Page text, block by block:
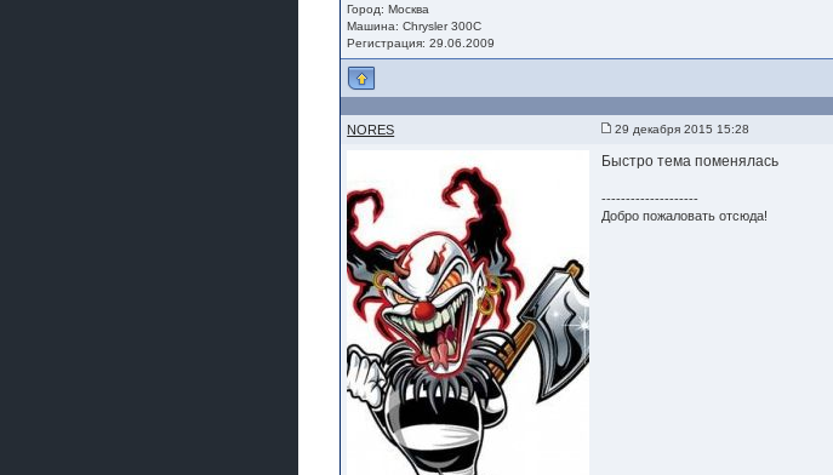
Город: Москва
Машина: Chrysler 300C
Регистрация: 29.06.2009
NORES 29 декабря 2015 15:28
Быстро тема поменялась
--------------------
Добро пожаловать отсюда!